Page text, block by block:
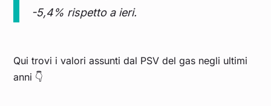
-5,4% rispetto a ieri.
Qui trovi i valori assunti dal PSV del gas negli ultimi
anni 👇